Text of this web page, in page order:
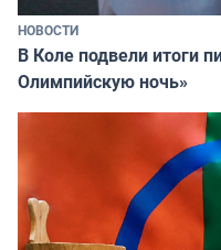
НОВОСТИ
В Коле подвели итоги
Олимпийскую ночь»